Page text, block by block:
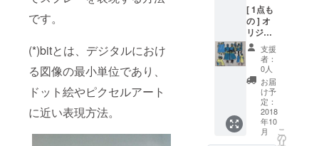
です。
(*)bitとは、デジタルにおけ
る図像の最小単位であり、
ドット絵やピクセルアート
に近い表現方法。
カー1枚
+ 心を
込めた
お礼
メッ
セージ
カード
+ 現場
レポー
トメー
ル(写真
[ 1点も
の ] オ
リジナ
ル ペイ
ント作
品 (can
vas)
F5 :
35cm x
27cm
シルク
スク
支援
者：
0人
お届
け予
定：
2018
年10
月
こ
の
リ